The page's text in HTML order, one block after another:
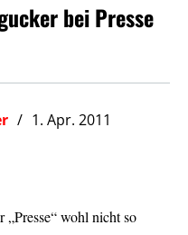
bei Presse
1. Apr. 2011
wohl nicht so